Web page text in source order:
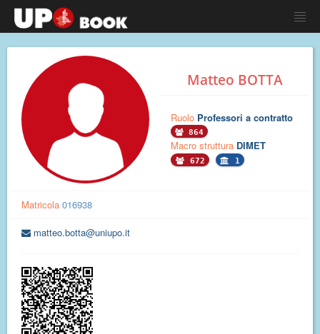
Matteo BOTTA
Ruolo Professori a contratto
864
Macro struttura DIMET
672 1
Matricola 016938
matteo.botta@uniupo.it